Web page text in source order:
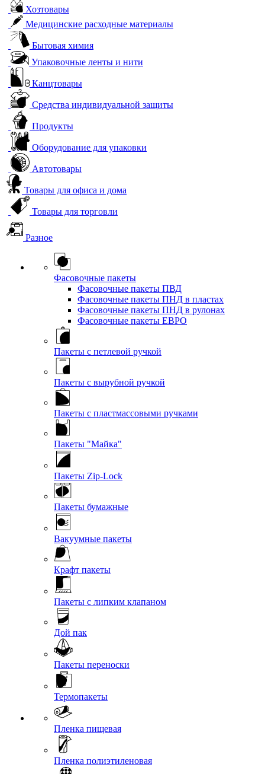
Хозтовары
Медицинские расходные материалы
Бытовая химия
Упаковочные ленты и нити
Канцтовары
Средства индивидуальной защиты
Продукты
Оборудование для упаковки
Автотовары
Товары для офиса и дома
Товары для торговли
Разное
Фасовочные пакеты
Фасовочные пакеты ПВД
Фасовочные пакеты ПНД в пластах
Фасовочные пакеты ПНД в рулонах
Фасовочные пакеты ЕВРО
Пакеты с петлевой ручкой
Пакеты с вырубной ручкой
Пакеты с пластмассовыми ручками
Пакеты "Майка"
Пакеты Zip-Lock
Пакеты бумажные
Вакуумные пакеты
Крафт пакеты
Пакеты с липким клапаном
Дой пак
Пакеты переноски
Термопакеты
Пленка пищевая
Пленка полиэтиленовая